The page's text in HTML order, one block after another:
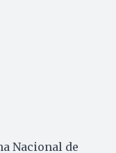
Nacional de